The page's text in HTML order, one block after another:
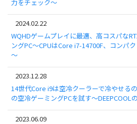
力をチェック～
2024.02.22
WQHDゲームプレイに最適、高コスパな
ングPC～CPUはCore i7-14700F、コンパ
～
2023.12.28
14世代Core i9は空冷クーラーで冷やせる
の空冷ゲーミングPCを試す～DEEPCOOL
2023.06.09